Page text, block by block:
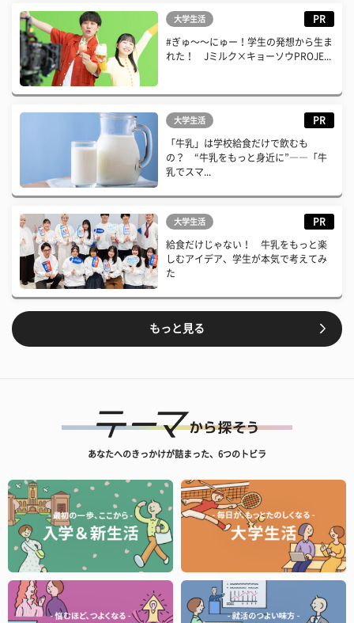
大学生活 PR
#ぎゅ〜〜にゅー！学生の発想から生ま
れた！ Jミルク×キョーソウPROJE...
大学生活 PR
「牛乳」は学校給食だけで飲むも
の？ “牛乳をもっと身近に”――「牛
乳でスマ...
大学生活 PR
給食だけじゃない！ 牛乳をもっと楽
しむアイデア、学生が本気で考えてみ
た
もっと見る
あなたへのきっかけが詰まった、6つのトビラ